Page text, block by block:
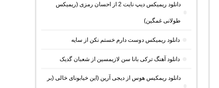
دانلود ریمیکس دیپ نایت 2 از احسان رمزی (ریمیکس
طولانی غمگین)
دانلود ریمیکس دوست دارم خستم نکن از سایه
دانلود آهنگ ترکی بانا سن لازیمسین از شعبان گدیک
دانلود ریمکیس هوس از دیجی آرین (این خیابونای خالی (بر